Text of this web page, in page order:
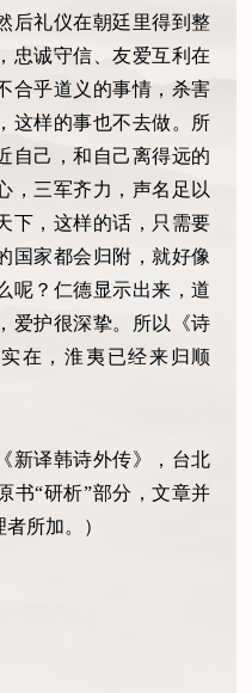
后礼仪在朝廷里得到整
忠诚守信、友爱互利在
合乎道义的事情，杀害
这样的事也不去做。所
自己，和自己离得远的
，三军齐力，声名足以
下，这样的话，只需要
国家都会归附，就好像
呢？仁德显示出来，道
爱护很深挚。所以《诗
在，淮夷已经来归顺
新译韩诗外传》，台北
书“研析”部分，文章并
所加。）